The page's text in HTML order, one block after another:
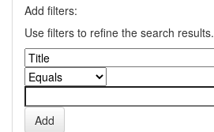
Add filters:
Use filters to refine the search results.